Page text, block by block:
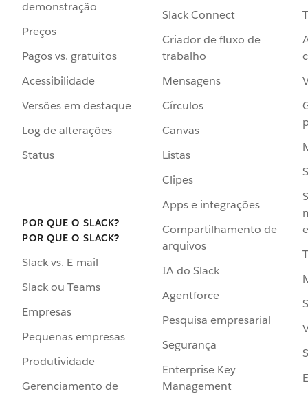
demonstração
Preços
Pagos vs. gratuitos
Acessibilidade
Versões em destaque
Log de alterações
Status
POR QUE O SLACK?
POR QUE O SLACK?
Slack vs. E-mail
Slack ou Teams
Empresas
Pequenas empresas
Produtividade
Gerenciamento de
Slack Connect
Criador de fluxo de
trabalho
Mensagens
Círculos
Canvas
Listas
Clipes
Apps e integrações
Compartilhamento de
arquivos
IA do Slack
Agentforce
Pesquisa empresarial
Segurança
Enterprise Key
Management